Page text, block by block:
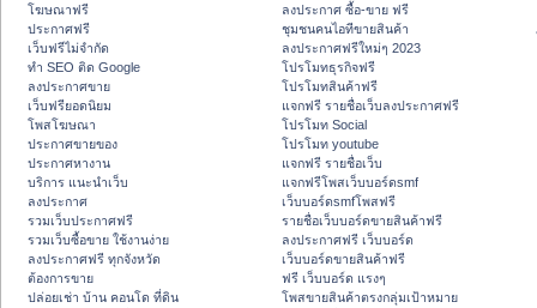
โฆษณาฟรี
ประกาศฟรี
เว็บฟรีไม่จำกัด
ทำ SEO ติด Google
ลงประกาศขาย
เว็บฟรียอดนิยม
โพสโฆษณา
ประกาศขายของ
ประกาศหางาน
บริการ แนะนำเว็บ
ลงประกาศ
รวมเว็บประกาศฟรี
รวมเว็บซื้อขาย ใช้งานง่าย
ลงประกาศฟรี ทุกจังหวัด
ต้องการขาย
ปล่อยเช่า บ้าน คอนโด ที่ดิน
ลงประกาศ ซื้อ-ขาย ฟรี
ชุมชนคนไอทีขายสินค้า
ลงประกาศฟรีใหม่ๆ 2023
โปรโมทธุรกิจฟรี
โปรโมทสินค้าฟรี
แจกฟรี รายชื่อเว็บลงประกาศฟรี
โปรโมท Social
โปรโมท youtube
แจกฟรี รายชื่อเว็บ
แจกฟรีโพสเว็บบอร์ดsmf
เว็บบอร์ดsmfโพสฟรี
รายชื่อเว็บบอร์ดขายสินค้าฟรี
ลงประกาศฟรี เว็บบอร์ด
เว็บบอร์ดขายสินค้าฟรี
ฟรี เว็บบอร์ด แรงๆ
โพสขายสินค้าตรงกลุ่มเป้าหมาย